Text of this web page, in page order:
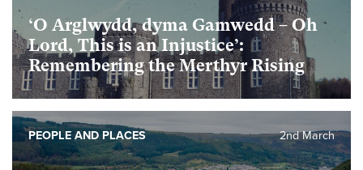
‘O Arglwydd, dyma Gamwedd – Oh
Lord, This is an Injustice’:
Remembering the Merthyr Rising
2nd March
PEOPLE AND PLACES